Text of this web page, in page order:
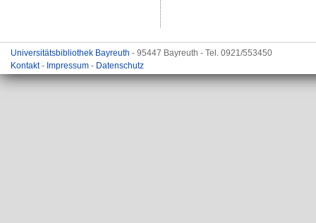
Universitätsbibliothek Bayreuth - 95447 Bayreuth - Tel. 0921/553450
Kontakt- Impressum - Datenschutz